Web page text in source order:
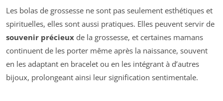
Les bolas de grossesse ne sont pas seulement esthétiques et
spirituelles, elles sont aussi pratiques. Elles peuvent servir de
souvenir précieux de la grossesse, et certaines mamans
continuent de les porter même après la naissance, souvent
en les adaptant en bracelet ou en les intégrant à d’autres
bijoux, prolongeant ainsi leur signification sentimentale.